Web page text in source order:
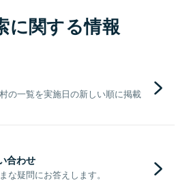
に関する情報
の一覧を実施日の新しい順に掲載
合わせ
な疑問にお答えします。